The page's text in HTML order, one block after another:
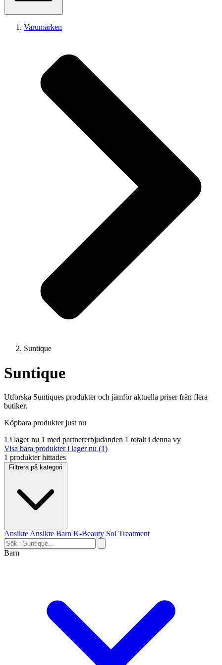
Varumärken
Suntique
Suntique
Utforska Suntiques produkter och jämför aktuella priser från flera
butiker.
Köpbara produkter just nu
1 i lager nu 1 med partnererbjudanden 1 totalt i denna vy
Visa bara produkter i lager nu (1)
1 produkter hittades
Filtrera på kategori
Ansikte Ansikte Barn K-Beauty Sol Treatment
Barn